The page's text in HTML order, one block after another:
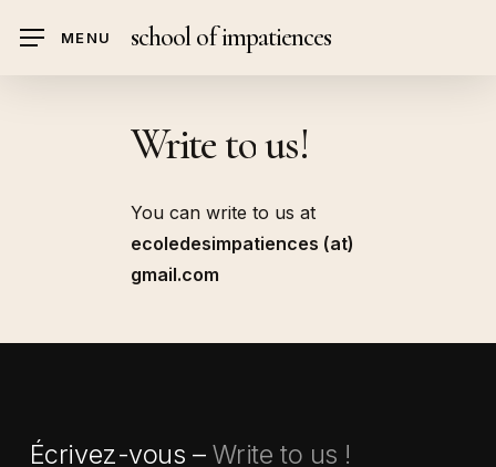
MENU school of impatiences
Writetous!
You can write to us at
ecoledesimpatiences (at)
gmail.com
Écrivez-vous – Write to us !